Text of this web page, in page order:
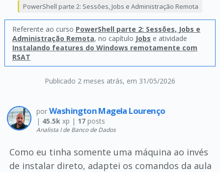
Publicado 2 meses atrás, em 31/05/2026
PowerShell parte 2: Sessões, Jobs e Administração Remota
Referente ao curso PowerShell parte 2: Sessões, Jobs e
Administração Remota, no capítulo Jobs e atividade
Instalando features do Windows remotamente com
RSAT
por Washington Magela Lourenço
| 45.5kxp | 17posts
Analista I de Banco de Dados
Como eu tinha somente uma máquina ao invés
de instalar direto, adaptei os comandos da aula